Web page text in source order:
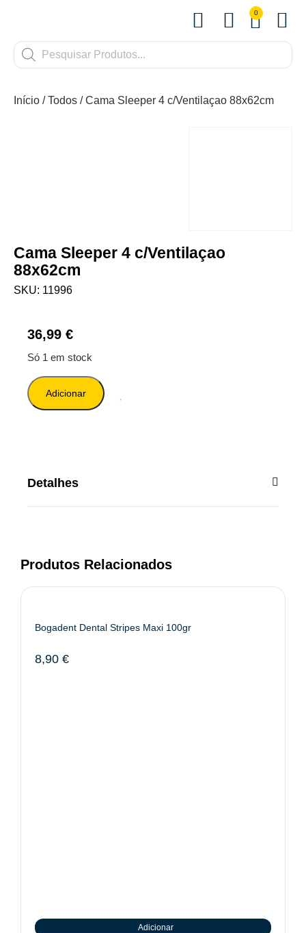
0
Início /Todos / Cama Sleeper 4 c/Ventilaçao 88x62cm
Cama Sleeper 4 c/Ventilaçao
88x62cm
SKU: 11996
36,99 €
Só 1 em stock
Adicionar
Detalhes
Produtos Relacionados
Bogadent Dental Stripes Maxi 100gr
8,90 €
Adicionar